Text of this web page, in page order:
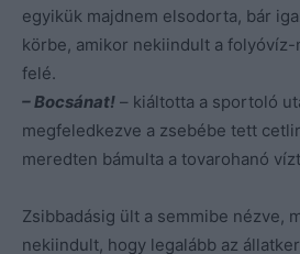
egyikük majdnem elsodorta, bár
körbe, amikor nekiindult a
felé.
– Bocsánat! – kiáltotta a sportoló
megfeledkezve a zsebébe tett
meredten bámulta a tovarohanó
Zsibbadásig ült a semmibe nézve,
nekiindult, hogy legalább az